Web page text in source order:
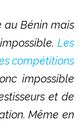
au Bénin mais
Les
compétitions
impossible
et de
Même en